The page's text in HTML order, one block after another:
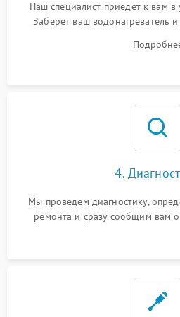
Наш специалист приедет к вам
Заберет ваш водонагреватель
4.
Мы проведем диагностику,
ремонта и сразу сообщим вам